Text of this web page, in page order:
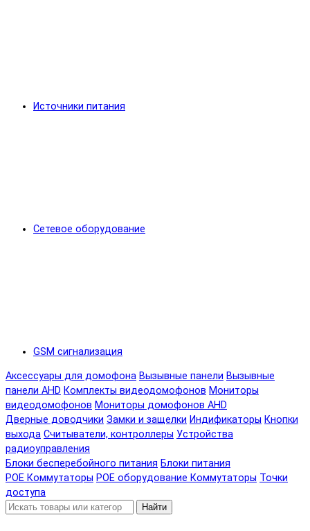
Источники питания
Сетевое оборудование
GSM сигнализация
Аксессуары для домофона Вызывные панели Вызывные
панели AHD Комплекты видеодомофонов Мониторы
видеодомофонов Мониторы домофонов AHD
Дверные доводчики Замки и защелки Индификаторы Кнопки
выхода Считыватели, контроллеры Устройства
радиоуправления
Блоки бесперебойного питания Блоки питания
POE Коммутаторы POE оборудование Коммутаторы Точки
доступа
Найти